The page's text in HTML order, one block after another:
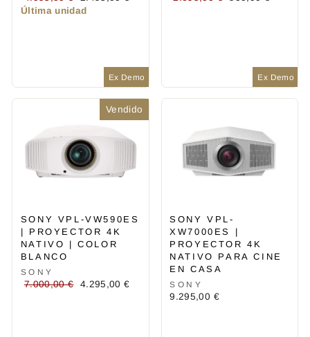
Ex Demo
habitual
de
Última unidad
Ex Demo
Vendido
SONY VPL-VW590ES
| PROYECTOR 4K
NATIVO | COLOR
BLANCO
SONY
Precio
7.000,00 €
Precio
4.295,00 €
SONY VPL-
XW7000ES |
PROYECTOR 4K
NATIVO PARA CINE
EN CASA
SONY
9.295,00 €